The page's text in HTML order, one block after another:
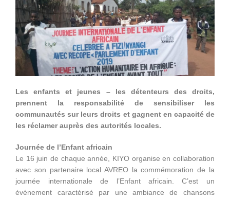
Les enfants et jeunes – les détenteurs des droits,
prennent la responsabilité de sensibiliser les
communautés sur leurs droits et gagnent en capacité de
les réclamer auprès des autorités locales.
Journée de l’Enfant africain
Le 16 juin de chaque année, KIYO organise en collaboration
avec son partenaire local AVREO la commémoration de la
journée internationale de l’Enfant africain. C’est un
événement caractérisé par une ambiance de chansons